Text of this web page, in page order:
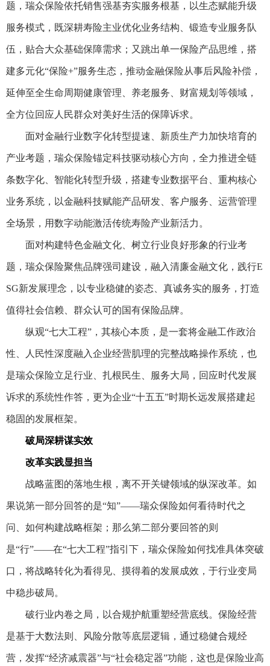
题，瑞众保险依托销售强基夯实服务根基，以生态赋能升级
服务模式，既深耕寿险主业优化业务结构、锻造专业服务队
伍，贴合大众基础保障需求；又跳出单一保险产品思维，搭
建多元化“保险+”服务生态，推动金融保险从事后风险补偿，
延伸至全生命周期健康管理、养老服务、财富规划等领域，
全方位回应人民群众对美好生活的保障诉求。
面对金融行业数字化转型提速、新质生产力加快培育的
产业考题，瑞众保险锚定科技驱动核心方向，全力推进全链
条数字化、智能化转型升级，搭建专业数据平台、重构核心
业务系统，以金融科技赋能产品研发、客户服务、运营管理
全场景，用数字动能激活传统寿险产业新活力。
面对构建特色金融文化、树立行业良好形象的行业考
题，瑞众保险聚焦品牌强司建设，融入清廉金融文化，践行E
SG新发展理念，以专业稳健的姿态、真诚务实的服务，打造
值得社会信赖、群众认可的国有保险品牌。
纵观“七大工程”，其核心本质，是一套将金融工作政治
性、人民性深度融入企业经营肌理的完整战略操作系统，也
是瑞众保险立足行业、扎根民生、服务大局，回应时代发展
诉求的系统性作答，更为企业“十五五”时期长远发展搭建起
稳固的发展框架。
破局深耕谋实效
改革实践显担当
战略蓝图的落地生根，离不开关键领域的纵深改革。如
果说第一部分回答的是“知”——瑞众保险如何看待时代之
问、如何构建战略框架；那么第二部分要回答的则
是“行”——在“七大工程”指引下，瑞众保险如何找准具体突破
口，将战略转化为看得见、摸得着的发展成效，于行业变局
中稳步破局。
破行业内卷之局，以合规护航重塑经营底线。保险经营
是基于大数法则、风险分散等底层逻辑，通过稳健合规经
营，发挥“经济减震器”与“社会稳定器”功能，这也是保险业高